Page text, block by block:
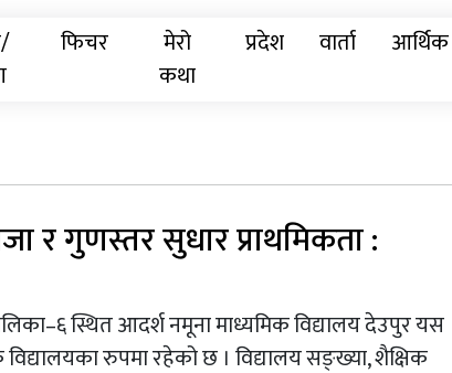
फिचर
मेरो
कथा
प्रदेश वार्ता आर्थिक
र गुणस्तर सुधार प्राथमिकता :
स्थित आदर्श नमूना माध्यमिक विद्यालय देउपुर यस
रुपमा रहेको छ । विद्यालय सङ्ख्या, शैक्षिक